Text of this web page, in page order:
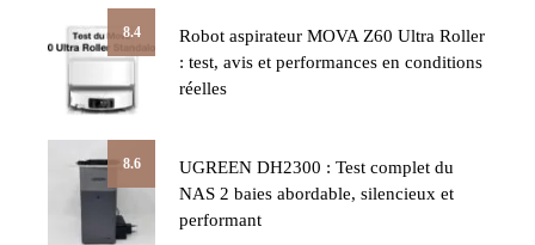
8.4
Robot aspirateur MOVA Z60 Ultra Roller
: test, avis et performances en conditions
réelles
8.6
UGREEN DH2300 : Test complet du
NAS 2 baies abordable, silencieux et
performant